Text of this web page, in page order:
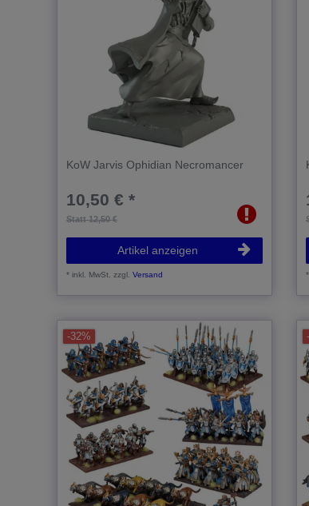
KoW Jarvis Ophidian Necromancer
Statt 12,50 €
10,50 € *
Artikel anzeigen
*inkl. MwSt. zzgl.Versand
-32%